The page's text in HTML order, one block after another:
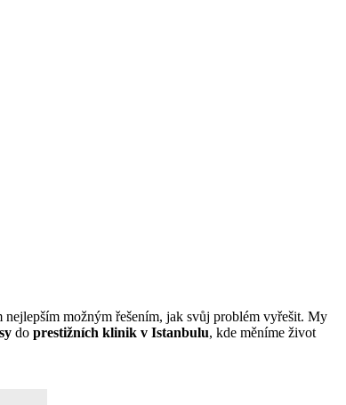
nejlepším možným řešením, jak svůj problém vyřešit. My
do prestižních klinik v Istanbulu, kde měníme život